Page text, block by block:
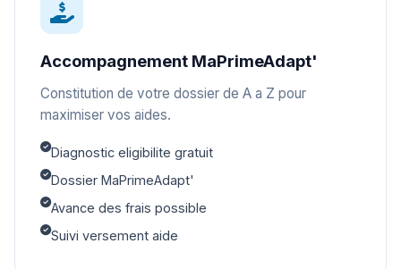
Accompagnement MaPrimeAdapt'
Constitution de votre dossier de A a Z pour
maximiser vos aides.
Diagnostic eligibilite gratuit
Dossier MaPrimeAdapt'
Avance des frais possible
Suivi versement aide